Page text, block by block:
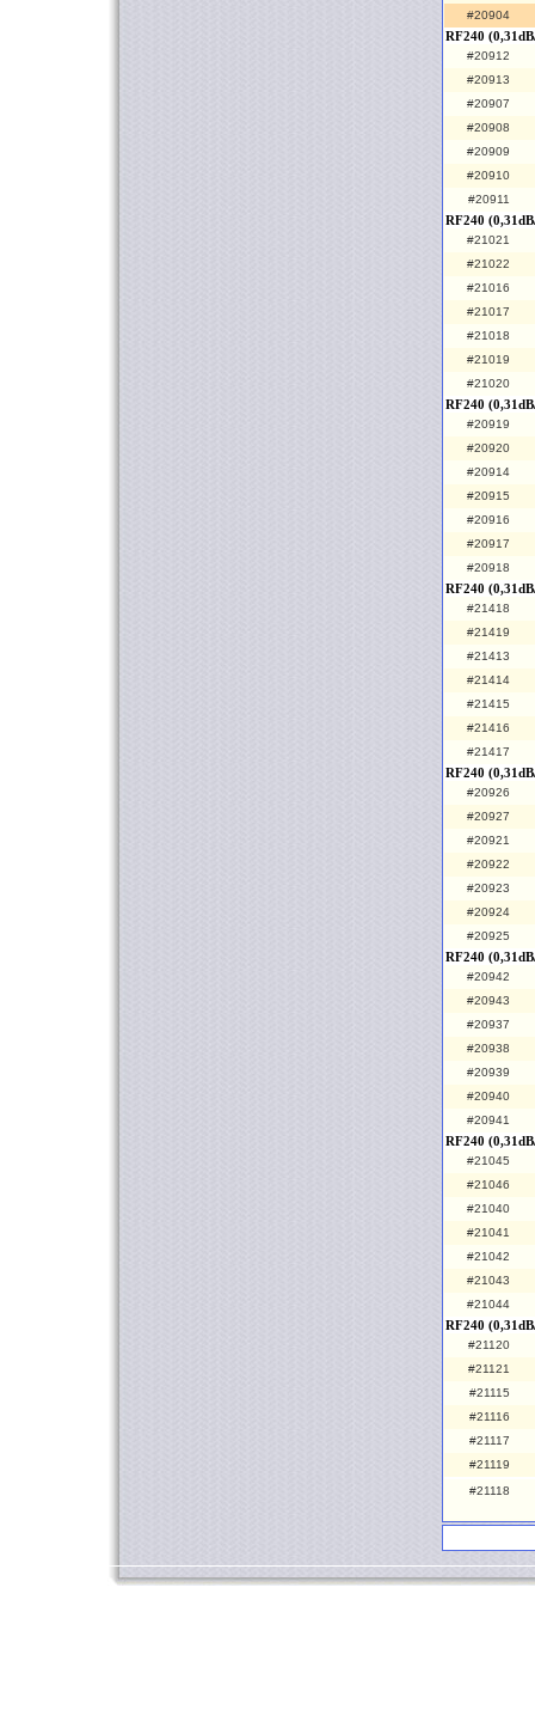
#20904
RF240
#20912
#20913
#20907
#20908
#20909
#20910
#20911
RF240
#21021
#21022
#21016
#21017
#21018
#21019
#21020
RF240
#20919
#20920
#20914
#20915
#20916
#20917
#20918
RF240
#21418
#21419
#21413
#21414
#21415
#21416
#21417
RF240
#20926
#20927
#20921
#20922
#20923
#20924
#20925
RF240
#20942
#20943
#20937
#20938
#20939
#20940
#20941
RF240
#21045
#21046
#21040
#21041
#21042
#21043
#21044
RF240
#21120
#21121
#21115
#21116
#21117
#21119
#21118